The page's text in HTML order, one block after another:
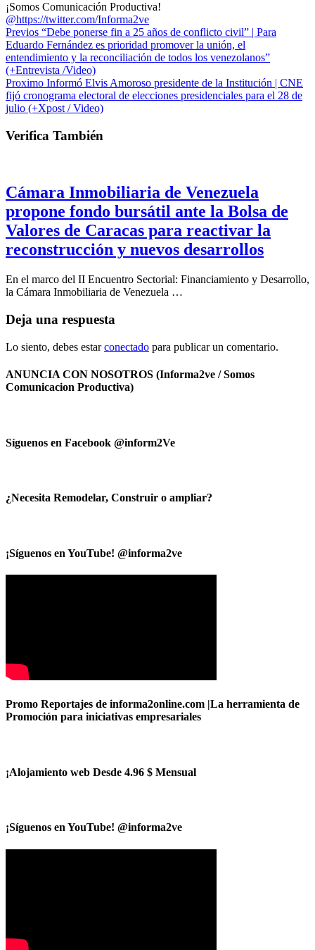
¡Somos Comunicación Productiva!
@https://twitter.com/Informa2ve
Previos “Debe ponerse fin a 25 años de conflicto civil” | Para
Eduardo Fernández es prioridad promover la unión, el
entendimiento y la reconciliación de todos los venezolanos”
(+Entrevista /Video)
Proximo Informó Elvis Amoroso presidente de la Institución | CNE
fijó cronograma electoral de elecciones presidenciales para el 28 de
julio (+Xpost / Video)
Verifica También
Cámara Inmobiliaria de Venezuela
propone fondo bursátil ante la Bolsa de
Valores de Caracas para reactivar la
reconstrucción y nuevos desarrollos
En el marco del II Encuentro Sectorial: Financiamiento y Desarrollo,
la Cámara Inmobiliaria de Venezuela …
Deja una respuesta
Lo siento, debes estarconectado para publicar un comentario.
ANUNCIA CON NOSOTROS (Informa2ve / Somos
Comunicacion Productiva)
Síguenos en Facebook @inform2Ve
¿Necesita Remodelar, Construir o ampliar?
¡Síguenos en YouTube! @informa2ve
Promo Reportajes de informa2online.com |La herramienta de
Promoción para iniciativas empresariales
¡Alojamiento web Desde 4.96 $ Mensual
¡Síguenos en YouTube! @informa2ve